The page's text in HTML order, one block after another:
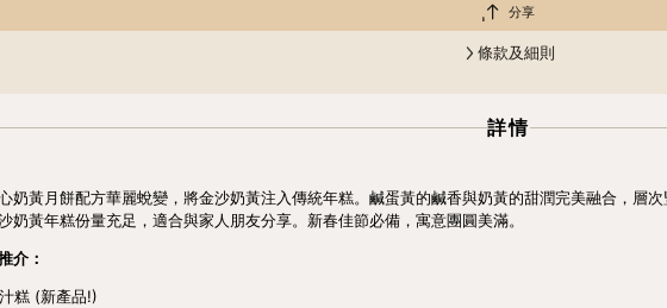
分享
條款及細則
詳情
奶黃月餅配方華麗蛻變，將金沙奶黃注入傳統年糕。鹹蛋黃的鹹香與奶黃的甜潤完美融合，層
奶黃年糕份量充足，適合與家人朋友分享。新春佳節必備，寓意團圓美滿。
介：
糕 (新產品!)